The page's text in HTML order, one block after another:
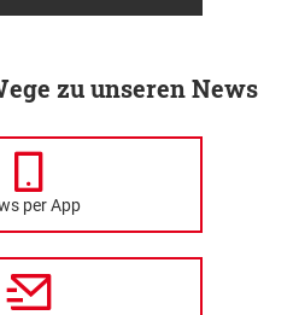
zu unseren News
per App